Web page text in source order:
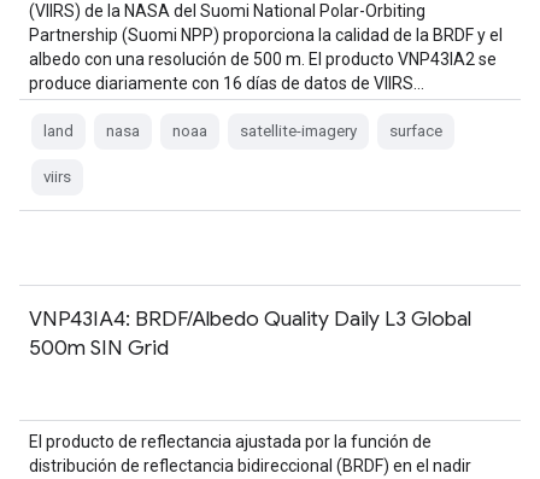
(VIIRS) de la NASA del Suomi National Polar-Orbiting
Partnership (Suomi NPP) proporciona la calidad de la BRDF y el
albedo con una resolución de 500 m. El producto VNP43IA2 se
produce diariamente con 16 días de datos de VIIRS…
land nasa noaa satellite-imagery surface
viirs
VNP43IA4: BRDF/Albedo Quality Daily L3 Global
500m SIN Grid
El producto de reflectancia ajustada por la función de
distribución de reflectancia bidireccional (BRDF) en el nadir